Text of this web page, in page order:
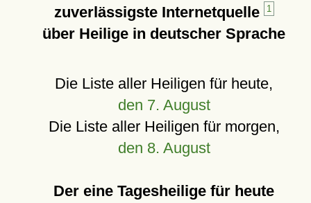
zuverlässigste Internetquelle
1
über Heilige in deutscher Sprache
Die Liste aller Heiligen für heute,
den 7. August
Die Liste aller Heiligen für morgen,
den 8. August
Der eine Tagesheilige für heute